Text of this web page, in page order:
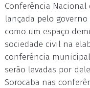
Conferência Nacional
lançada pelo governo
como um espaço
sociedade civil na
conferência
serão levadas por
Sorocaba nas